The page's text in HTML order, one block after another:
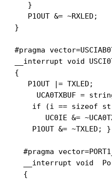
   }
   P1OUT &= ~RXLED;
}
#pragma
__interrupt void
{
   P1OUT |= TXLED;
UCA0TXBUF =
if (i == sizeof
UC0IE &=
    P1OUT &= ~TXLED; }
#pragma
__interrupt void
  {